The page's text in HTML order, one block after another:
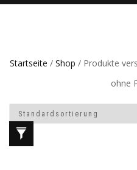
Startseite / Shop / Produkte
ohne